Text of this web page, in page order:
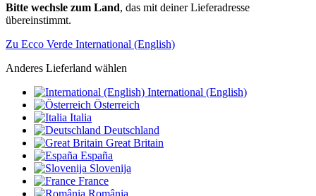
Bitte wechsle zum Land, das mit deiner Lieferadresse
übereinstimmt.
Zu Ecco Verde International (English)
Anderes Lieferland wählen
International (English)
Österreich
Italia
Deutschland
Great Britain
España
Slovenija
France
România